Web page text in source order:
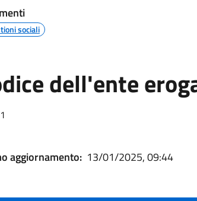
sociali
dell'ente
aggiornamento: 13/01/2025, 09:44